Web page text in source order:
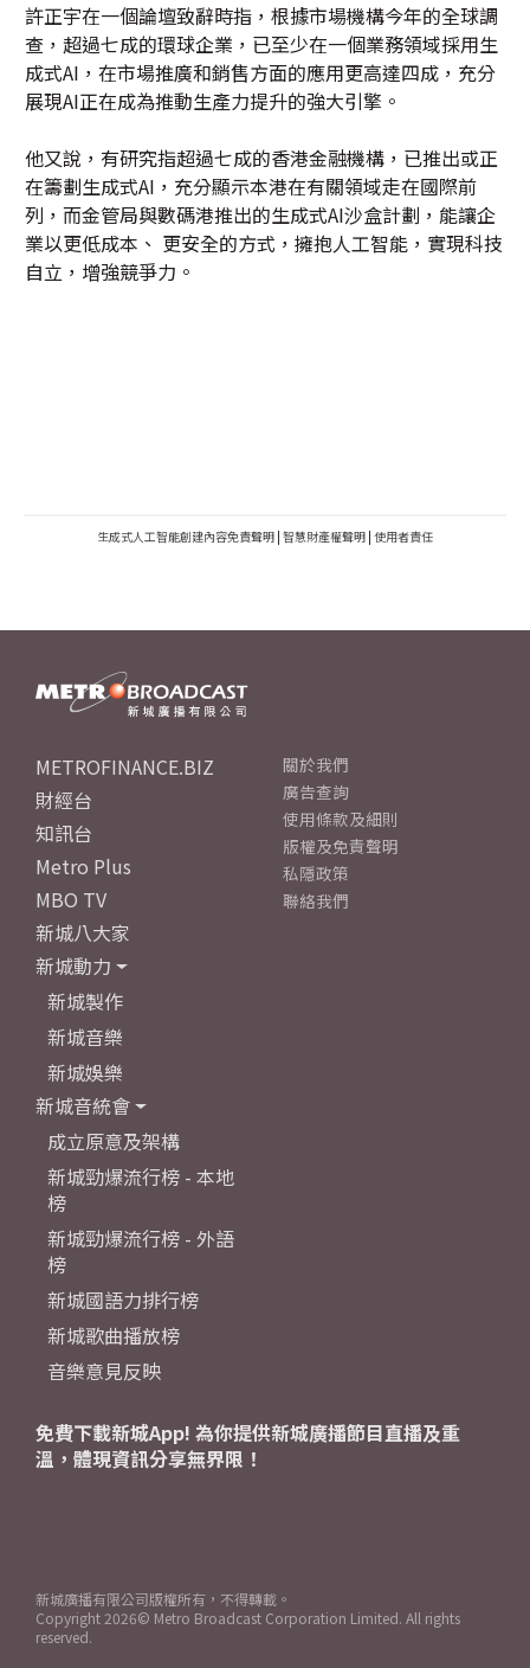
許正宇在一個論壇致辭時指，根據市場機構今年的全球調
查，超過七成的環球企業，已至少在一個業務領域採用生
成式AI，在市場推廣和銷售方面的應用更高達四成，充分
展現AI正在成為推動生產力提升的強大引擎。
他又說，有研究指超過七成的香港金融機構，已推出或正
在籌劃生成式AI，充分顯示本港在有關領域走在國際前
列，而金管局與數碼港推出的生成式AI沙盒計劃，能讓企
業以更低成本、 更安全的方式，擁抱人工智能，實現科技
自立，增強競爭力。
生成式人工智能創建內容免責聲明 | 智慧財產權聲明 | 使用者責任
METROFINANCE.BIZ
財經台
知訊台
Metro Plus
MBO TV
新城八大家
新城動力
新城製作
新城音樂
新城娛樂
新城音統會
成立原意及架構
新城勁爆流行榜 - 本地
榜
新城勁爆流行榜 - 外語
榜
新城國語力排行榜
新城歌曲播放榜
音樂意見反映
關於我們
廣告查詢
使用條款及細則
版權及免責聲明
私隱政策
聯絡我們
免費下載新城App! 為你提供新城廣播節目直播及重
溫，體現資訊分享無界限！
新城廣播有限公司版權所有，不得轉載。
Copyright 2026© Metro Broadcast Corporation Limited. All rights
reserved.